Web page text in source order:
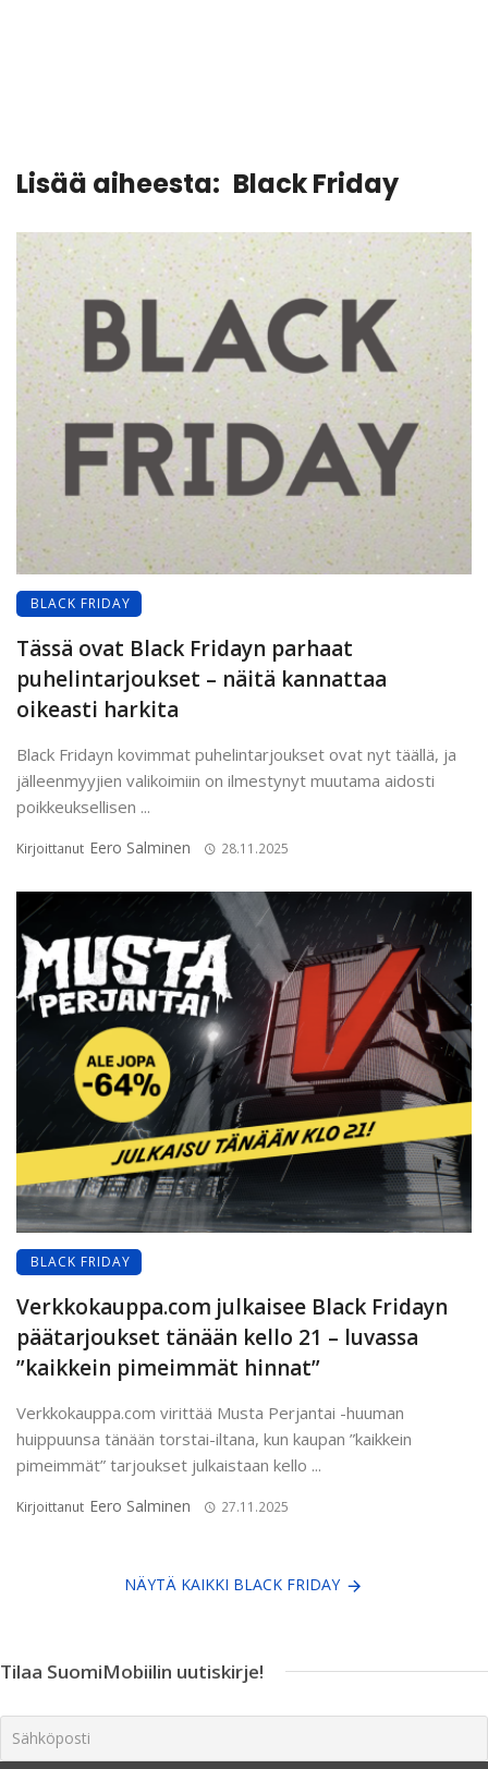
Lisää aiheesta: Black Friday
BLACK FRIDAY
Tässä ovat Black Fridayn parhaat
puhelintarjoukset – näitä kannattaa
oikeasti harkita
Black Fridayn kovimmat puhelintarjoukset ovat nyt täällä, ja
jälleenmyyjien valikoimiin on ilmestynyt muutama aidosti
poikkeuksellisen ...
Kirjoittanut Eero Salminen 28.11.2025
BLACK FRIDAY
Verkkokauppa.com julkaisee Black Fridayn
päätarjoukset tänään kello 21 – luvassa
”kaikkein pimeimmät hinnat”
Verkkokauppa.com virittää Musta Perjantai -huuman
huippuunsa tänään torstai-iltana, kun kaupan ”kaikkein
pimeimmät” tarjoukset julkaistaan kello ...
Kirjoittanut Eero Salminen 27.11.2025
NÄYTÄ KAIKKI BLACK FRIDAY
Tilaa SuomiMobiilin uutiskirje!